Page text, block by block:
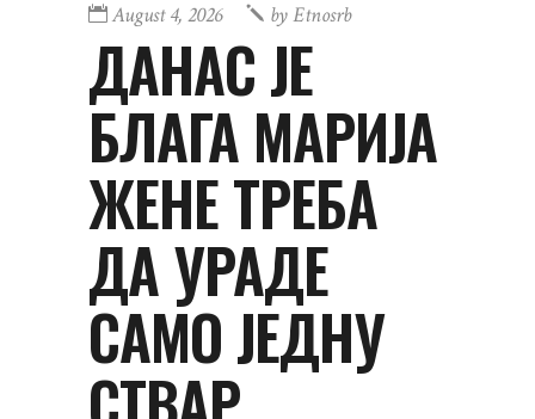
August 4, 2026 byEtnosrb
ДАНАС ЈЕ
БЛАГА МАРИЈА
ЖЕНЕ ТРЕБА
ДА УРАДЕ
САМО ЈЕДНУ